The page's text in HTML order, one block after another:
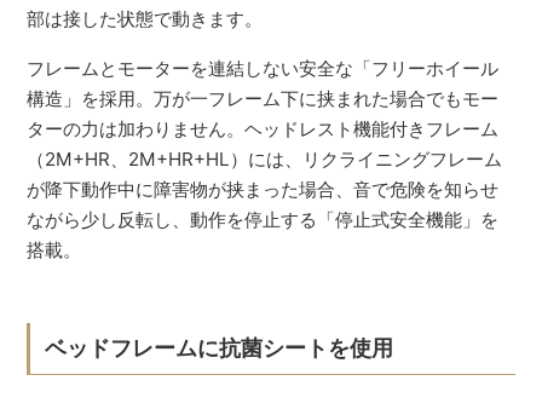
部は接した状態で動きます。
フレームとモーターを連結しない安全な「フリーホイール
構造」を採用。万が一フレーム下に挟まれた場合でもモー
ターの力は加わりません。ヘッドレスト機能付きフレーム
（2M+HR、2M+HR+HL）には、リクライニングフレーム
が降下動作中に障害物が挟まった場合、音で危険を知らせ
ながら少し反転し、動作を停止する「停止式安全機能」を
搭載。
ベッドフレームに抗菌シートを使用